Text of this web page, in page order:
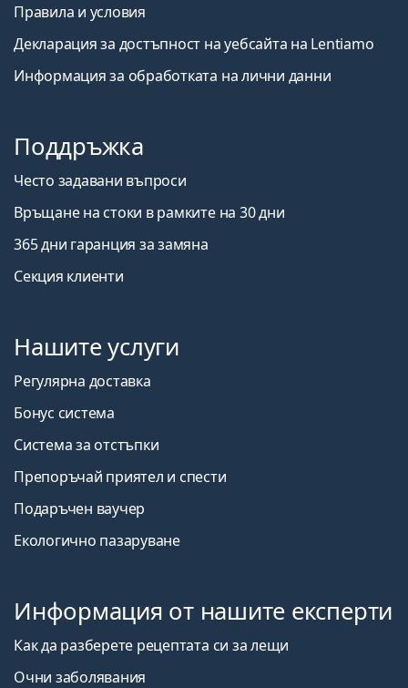
Правила и условия
Декларация за достъпност на уебсайта на Lentiamo
Информация за обработката на лични данни
Поддръжка
Често задавани въпроси
Връщане на стоки в рамките на 30 дни
365 дни гаранция за замяна
Секция клиенти
Нашите услуги
Регулярна доставка
Бонус система
Система за отстъпки
Препоръчай приятел и спести
Подаръчен ваучер
Екологично пазаруване
Информация от нашите експерти
Как да разберете рецептата си за лещи
Очни заболявания